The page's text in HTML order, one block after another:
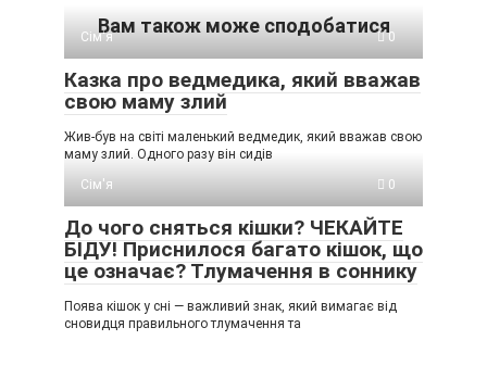
Вам також може сподобатися
Сім'я 0
Казка про ведмедика, який вважав
свою маму злий
Жив-був на світі маленький ведмедик, який вважав свою
маму злий. Одного разу він сидів
Сім'я
0
До чого сняться кішки? ЧЕКАЙТЕ
БІДУ! Приснилося багато кішок, що
це означає? Тлумачення в соннику
Поява кішок у сні — важливий знак, який вимагає від
сновидця правильного тлумачення та